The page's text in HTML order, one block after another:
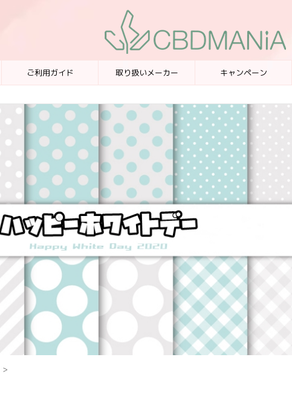
ご利用ガイド 取り扱いメーカー キャンペーン
>